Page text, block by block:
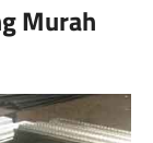
Murah